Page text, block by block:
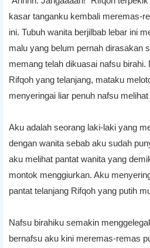
kasar tanganku kembali meremas-
ini. Tubuh wanita berjilbab lebar ini
malu yang belum pernah dirasakan
memang telah dikuasai nafsu birahi.
Rifqoh yang telanjang, mataku
menyeringai liar penuh nafsu
Aku adalah seorang laki-laki yang
dengan wanita sebab aku sudah
aku melihat pantat wanita yang
montok menggiurkan. Aku
pantat telanjang Rifqoh yang putih
Nafsu birahiku semakin
bernafsu aku kini meremas-remas